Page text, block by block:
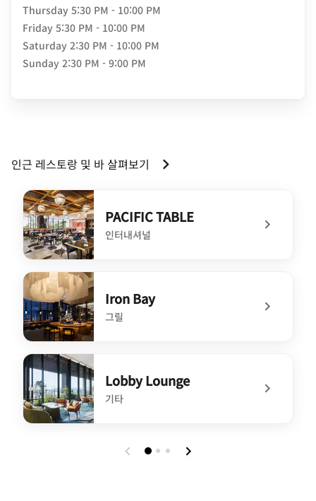
Thursday 5:30 PM - 10:00 PM
Friday 5:30 PM - 10:00 PM
Saturday 2:30 PM - 10:00 PM
Sunday 2:30 PM - 9:00 PM
인근 레스토랑 및 바 살펴보기
PACIFIC TABLE
인터내셔널
undefined PACIFIC TABLE
Iron Bay
그릴
undefined Iron Bay
Lobby Lounge
기타
undefined Lobby Lounge